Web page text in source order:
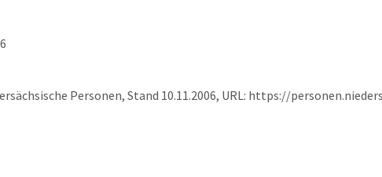
Personen, Stand 10.11.2006, URL: https://